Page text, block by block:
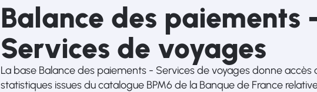
Balance des paiements
Services de voyages
La base Balance des paiements - Services de voyages donne accès
statistiques issues du catalogue BPM6 de la Banque de France